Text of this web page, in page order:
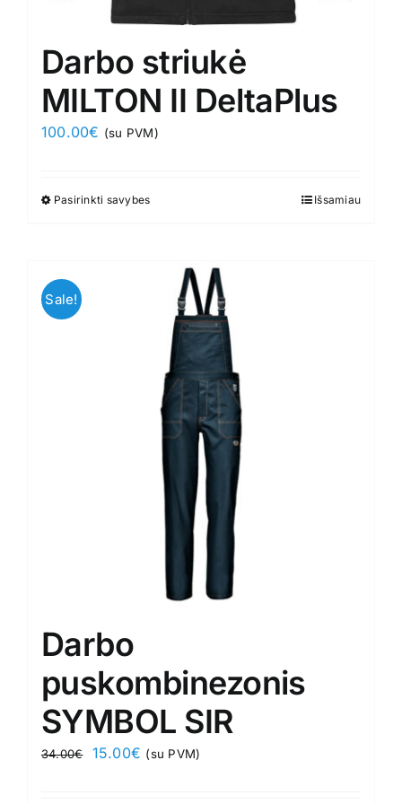
Darbo striukė
MILTON II DeltaPlus
100.00€ (su PVM)
Pasirinkti savybesThis
multiple
variants.
The
options
may
be
chosen
the
product
page
Išsamiau
Sale!
Darbo
puskombinezonis
SYMBOL SIR
34.00€
Original
15.00€ Current
(su PVM)